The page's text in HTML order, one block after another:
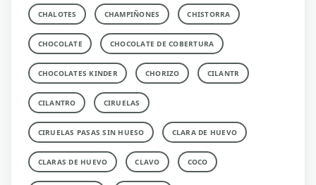
CHALOTES CHAMPIÑONES CHISTORRA
CHOCOLATE CHOCOLATE DE COBERTURA
CHOCOLATES KINDER CHORIZO CILANTR
CILANTRO CIRUELAS
CIRUELAS PASAS SIN HUESO CLARA DE HUEVO
CLARAS DE HUEVO CLAVO COCO